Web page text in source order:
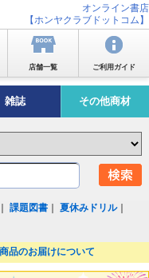
オンライン書店
【ホンヤクラブドットコム】
店舗一覧 ご利用ガイド
雑誌 その他商材
｜課題図書 ｜夏休みドリル｜
品のお届けについて